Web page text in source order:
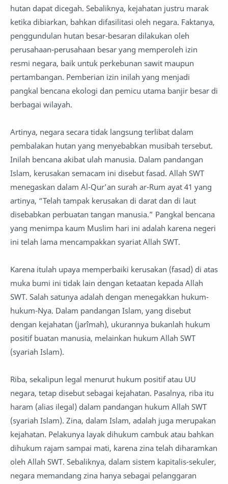
hutan dapat dicegah. Sebaliknya, kejahatan justru marak
ketika dibiarkan, bahkan difasilitasi oleh negara. Faktanya,
penggundulan hutan besar-besaran dilakukan oleh
perusahaan-perusahaan besar yang memperoleh izin
resmi negara, baik untuk perkebunan sawit maupun
pertambangan. Pemberian izin inilah yang menjadi
pangkal bencana ekologi dan pemicu utama banjir besar di
berbagai wilayah.
Artinya, negara secara tidak langsung terlibat dalam
pembalakan hutan yang menyebabkan musibah tersebut.
Inilah bencana akibat ulah manusia. Dalam pandangan
Islam, kerusakan semacam ini disebut fasad. Allah SWT
menegaskan dalam Al-Qur’an surah ar-Rum ayat 41 yang
artinya, “Telah tampak kerusakan di darat dan di laut
disebabkan perbuatan tangan manusia.” Pangkal bencana
yang menimpa kaum Muslim hari ini adalah karena negeri
ini telah lama mencampakkan syariat Allah SWT.
Karena itulah upaya memperbaiki kerusakan (fasad) di atas
muka bumi ini tidak lain dengan ketaatan kepada Allah
SWT. Salah satunya adalah dengan menegakkan hukum-
hukum-Nya. Dalam pandangan Islam, yang disebut
dengan kejahatan (jarîmah), ukurannya bukanlah hukum
positif buatan manusia, melainkan hukum Allah SWT
(syariah Islam).
Riba, sekalipun legal menurut hukum positif atau UU
negara, tetap disebut sebagai kejahatan. Pasalnya, riba itu
haram (alias ilegal) dalam pandangan hukum Allah SWT
(syariah Islam). Zina, dalam Islam, adalah juga merupakan
kejahatan. Pelakunya layak dihukum cambuk atau bahkan
dihukum rajam sampai mati, karena zina telah diharamkan
oleh Allah SWT. Sebaliknya, dalam sistem kapitalis-sekuler,
negara memandang zina hanya sebagai pelanggaran